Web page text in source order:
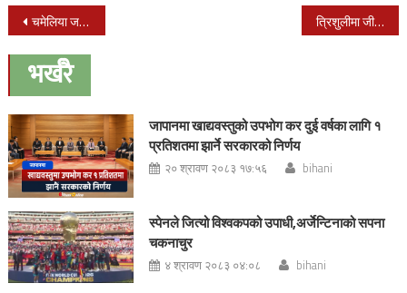
Post
navigation
चमेलिया जलविद्युत् आयोजनाको उद्घाटन आज त्रिशुलीमा जीप खस्यो, सिंचाइ सचिव यादवसहित ३ बेपत्ता
भर्खरै
जापानमा खाद्यवस्तुको उपभोग कर दुई वर्षका लागि १
प्रतिशतमा झार्ने सरकारको निर्णय
२० श्रावण २०८३ १७:५६ bihani
स्पेनले जित्यो विश्वकपको उपाधी,अर्जेन्टिनाको सपना
चकनाचुर
४ श्रावण २०८३ ०४:०८ bihani